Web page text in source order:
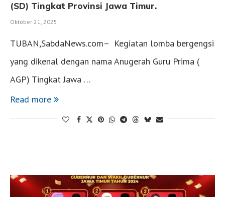
(SD) Tingkat Provinsi Jawa Timur.
Oktober 21, 2025
TUBAN,SabdaNews.com– Kegiatan lomba bergengsi
yang dikenal dengan nama Anugerah Guru Prima (
AGP) Tingkat Jawa …
Read more